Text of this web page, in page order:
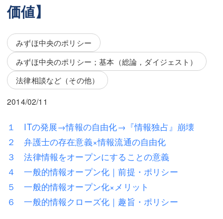
三平 隆史
吉元 優仁
小川 祐
弁護士費用
離婚（夫婦間トラブル）
企業法務
労働問題（解雇，残業等）
刑事弁護
三平 隆史
吉元 優仁
弁護士費用
不動産
企業法務
労働問題（解雇，残業等）
刑事弁護
交通事故
価値】
みずほ中央のポリシー
みずほ中央のポリシー；基本（総論，ダイジェスト）
法律相談など（その他）
2014/02/11
１ ITの発展→情報の自由化→『情報独占』崩壊
２ 弁護士の存在意義×情報流通の自由化
３ 法律情報をオープンにすることの意義
４ 一般的情報オープン化｜前提・ポリシー
５ 一般的情報オープン化×メリット
６ 一般的情報クローズ化｜趣旨・ポリシー